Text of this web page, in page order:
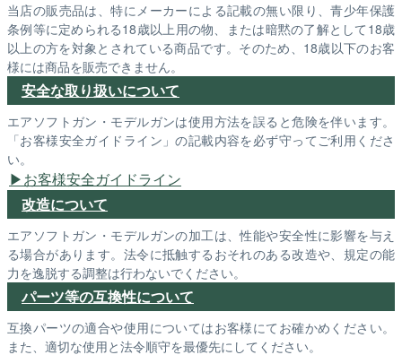
当店の販売品は、特にメーカーによる記載の無い限り、青少年保護
条例等に定められる18歳以上用の物、または暗黙の了解として18歳
以上の方を対象とされている商品です。そのため、18歳以下のお客
様には商品を販売できません。
安全な取り扱いについて
エアソフトガン・モデルガンは使用方法を誤ると危険を伴います。
「お客様安全ガイドライン」の記載内容を必ず守ってご利用くださ
い。
お客様安全ガイドライン
改造について
エアソフトガン・モデルガンの加工は、性能や安全性に影響を与え
る場合があります。法令に抵触するおそれのある改造や、規定の能
力を逸脱する調整は行わないでください。
パーツ等の互換性について
互換パーツの適合や使用についてはお客様にてお確かめください。
また、適切な使用と法令順守を最優先にしてください。